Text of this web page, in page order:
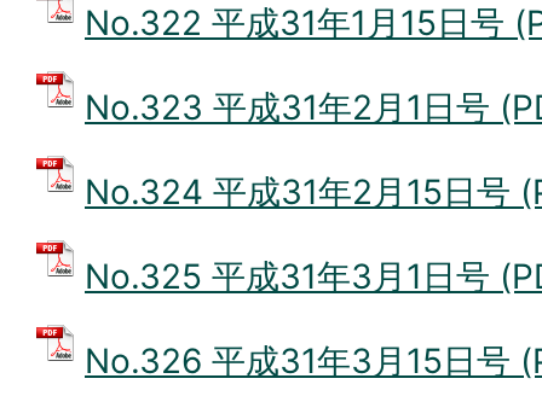
No.322 平成31年1月15日号
No.323 平成31年2月1日号
No.324 平成31年2月15日号
No.325 平成31年3月1日号
No.326 平成31年3月15日号